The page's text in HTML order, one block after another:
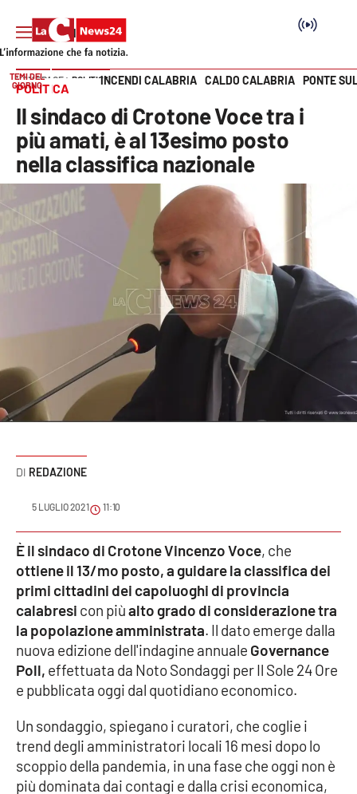
SEZIONI
Cronaca
Politica
Attualità
Economia e lavoro
Italia Mondo
Sanità
Sport
Meteo
Editoriali
VIDEO
Ambiente
Cultura
Economia e Lavoro
Vai
TEMI DEL
GIORNO
INCENDI CALABRIA CALDO CALABRIA PONTE
HOME PAGE POLITICA
POLITICA
Il sindaco di Crotone Voce tra i
più amati, è al 13esimo posto
nella classifica nazionale
REDAZIONE
5 LUGLIO 2021 11:10
È il sindaco di Crotone Vincenzo Voce, che
ottiene il 13/mo posto, a guidare la classifica dei
primi cittadini dei capoluoghi di provincia
calabresi con piùalto grado di considerazione tra
la popolazione amministrata. Il dato emerge dalla
nuova edizione dell'indagine annuale Governance
Poll, effettuata da Noto Sondaggi per Il Sole 24 Ore
e pubblicata oggi dal quotidiano economico.
Un sondaggio, spiegano i curatori, che coglie i
trend degli amministratori locali 16 mesi dopo lo
scoppio della pandemia, in una fase che oggi non è
più dominata dai contagi e dalla crisi economica,